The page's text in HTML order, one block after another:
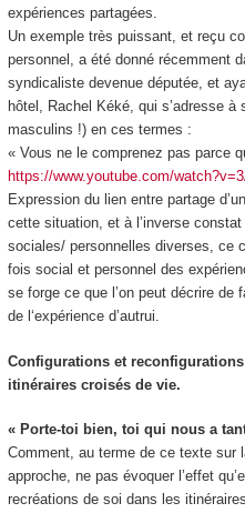
expériences partagées.
Un exemple très puissant, et reçu
personnel, a été donné récemment
syndicaliste devenue députée, et
hôtel, Rachel Kéké, qui s’adresse
masculins !) en ces termes :
« Vous ne le comprenez pas parce
https://www.youtube.com/
Expression du lien entre partage
cette situation, et à l’inverse
sociales/ personnelles diverses, ce
fois social et personnel des
se forge ce que l’on peut décrire de
de l‘expérience d’autrui.
Configurations et
itinéraires croisés de vie.
« Porte-toi bien, toi qui nous a
Comment, au terme de ce texte sur
approche, ne pas évoquer l’effet
recréations de soi dans les